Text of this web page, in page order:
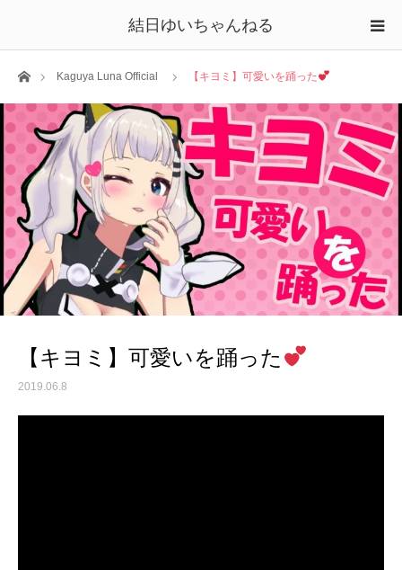
結日ゆいちゃんねる
ホームKaguya Luna Official 【キヨミ】可愛いを踊った
【キヨミ】可愛いを踊った
2019.06.8